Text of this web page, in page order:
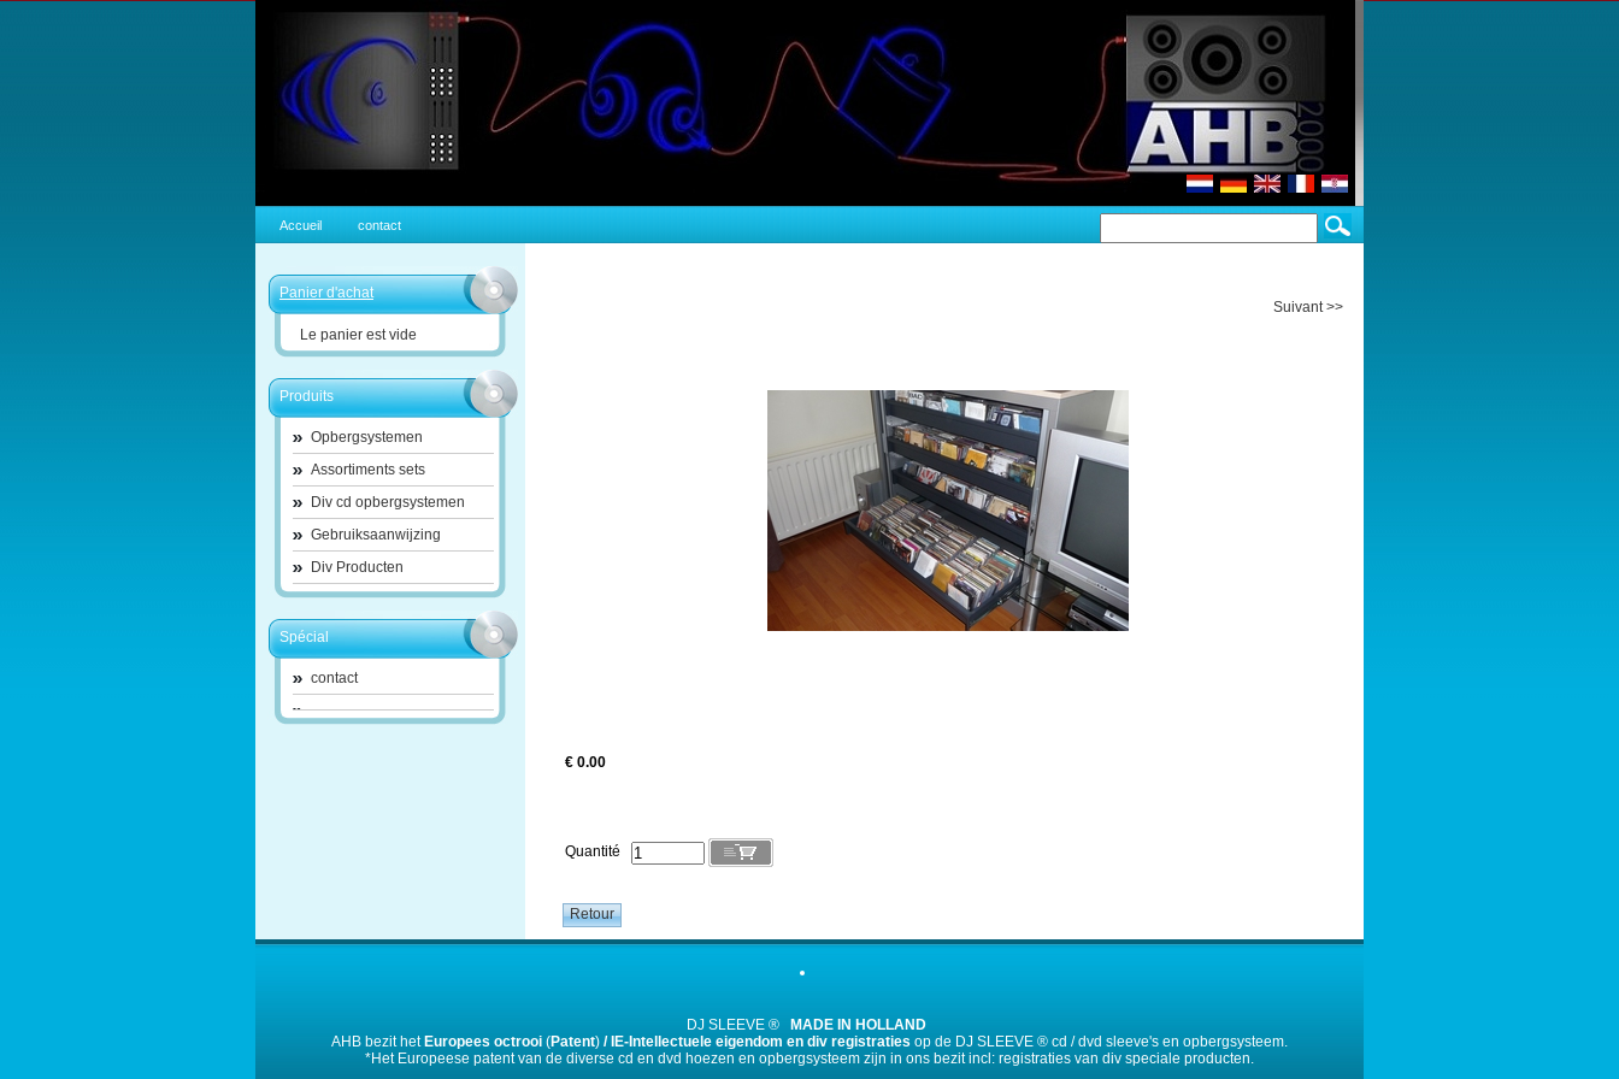
Accueil contact
Panier d'achat
Le panier est vide
Produits
Opbergsystemen
Assortiments sets
Div cd opbergsystemen
Gebruiksaanwijzing
Div Producten
Spécial
contact
Suivant >>
€ 0.00
Quantité
DJ SLEEVE ®
MADE IN HOLLAND
AHB bezit het Europees octrooi (Patent) / IE-Intellectuele eigendom en div registraties op de DJ SLEEVE ® cd / dvd sleeve's en opbergsysteem.
*Het Europeese patent van de diverse cd en dvd hoezen en opbergsysteem zijn in ons bezit incl: registraties van div speciale producten.